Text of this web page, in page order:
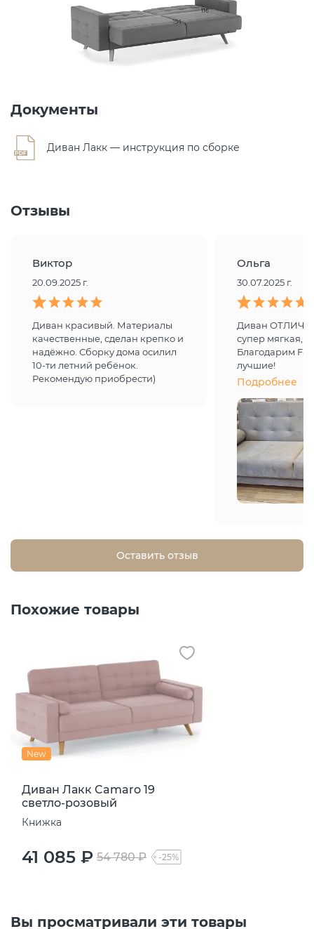
Документы
Диван Лакк — инструкция по сборке
Отзывы
Виктор
20.09.2025 г.
Диван красивый. Материалы
качественные, сделан крепко и
надëжно. Сборку дома осилил
10-ти летний ребёнок.
Рекомендую приобрести)
Ольга
30.07.2025 г.
Диван
супер
Благодарим
лучшие!
Подробнее
Оставить отзыв
Похожие товары
New
Диван Лакк Camaro 19
светло-розовый
Книжка
41 085 ₽ 54 780 ₽ -25%
Вы просматривали эти товары